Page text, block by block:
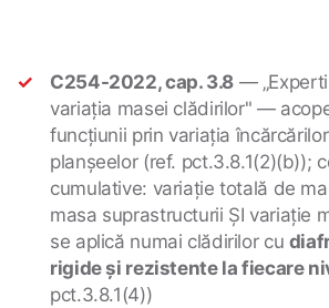
C254-2022, cap. 3.8—
variația masei clădirilor" —
funcțiunii prin variația
planșeelor (ref. pct.3.8.1(2)(b));
cumulative: variație totală de
masa suprastructurii ȘI variație
se aplică numai clădirilor cu
rigide și rezistente la fiecare
pct.3.8.1(4))